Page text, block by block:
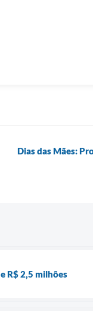
Dias das Mães:
R$ 2,5 milhões